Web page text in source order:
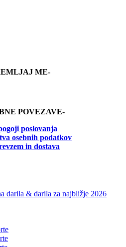
ME-
POVEZAVE-
poslovanja
osebnih podatkov
in dostava
darila & darila za najbližje 2026